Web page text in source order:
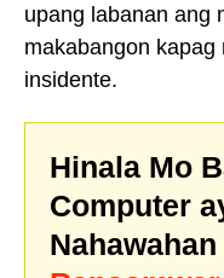
upang labanan ang
makabangon
insidente.
Hinala Mo
Computer
Nahawahan